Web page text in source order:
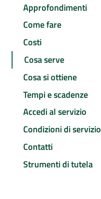
Approfondimenti
Come fare
Costi
Cosa serve
Cosa si ottiene
Tempi e scadenze
Accedi al servizio
Condizioni di servizio
Contatti
Strumenti di tutela